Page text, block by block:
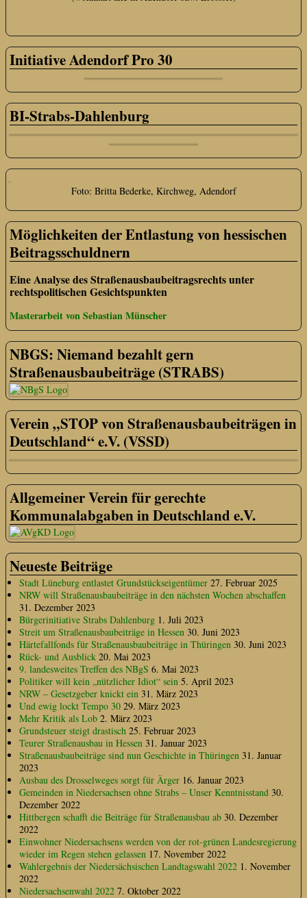
Initiative Adendorf Pro 30
BI-Strabs-Dahlenburg
Foto: Britta Bederke, Kirchweg, Adendorf
Möglichkeiten der Entlastung von hessischen
Beitragsschuldnern
Eine Analyse des Straßenausbaubeitragsrechts unter
rechtspolitischen Gesichtspunkten
Masterarbeit von Sebastian Münscher
NBGS: Niemand bezahlt gern
Straßenausbaubeiträge (STRABS)
Verein „STOP von Straßenausbaubeiträgen in
Deutschland“ e.V. (VSSD)
Allgemeiner Verein für gerechte
Kommunalabgaben in Deutschland e.V.
Neueste Beiträge
Stadt Lüneburg entlastet Grundstückseigentümer 27. Februar 2025
NRW will Straßenausbaubeiträge in den nächsten Wochen abschaffen
31. Dezember 2023
Bürgerinitiative Strabs Dahlenburg 1. Juli 2023
Streit um Straßenausbaubeiträge in Hessen 30. Juni 2023
Härtefallfonds für Straßenausbaubeiträge in Thüringen 30. Juni 2023
Rück- und Ausblick 20. Mai 2023
9. landesweites Treffen des NBgS 6. Mai 2023
Politiker will kein „nützlicher Idiot“ sein 5. April 2023
NRW – Gesetzgeber knickt ein 31. März 2023
Und ewig lockt Tempo 30 29. März 2023
Mehr Kritik als Lob 2. März 2023
Grundsteuer steigt drastisch 25. Februar 2023
Teurer Straßenausbau in Hessen 31. Januar 2023
Straßenausbaubeiträge sind nun Geschichte in Thüringen 31. Januar
2023
Ausbau des Drosselweges sorgt für Ärger 16. Januar 2023
Gemeinden in Niedersachsen ohne Strabs – Unser Kenntnisstand 30.
Dezember 2022
Hittbergen schafft die Beiträge für Straßenausbau ab 30. Dezember
2022
Einwohner Niedersachsens werden von der rot-grünen Landesregierung
wieder im Regen stehen gelassen 17. November 2022
Wahlergebnis der Niedersächsischen Landtagswahl 2022 1. November
2022
Niedersachsenwahl 2022 7. Oktober 2022